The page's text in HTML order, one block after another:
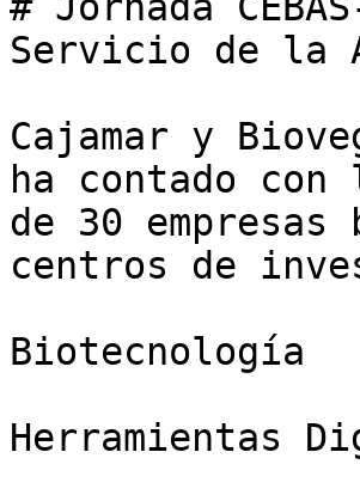
Servicio de la
Cajamar y
ha contado
de 30
centros de
Biotecnología
Herramientas